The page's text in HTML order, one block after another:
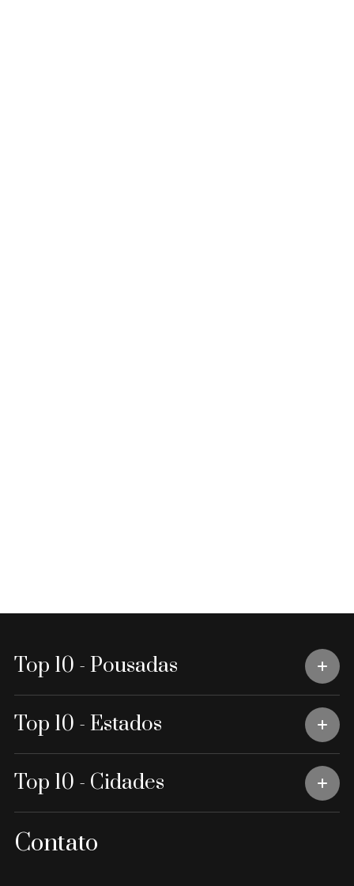
Top 10 - Pousadas
Top 10 - Estados
Top 10 - Cidades
Contato